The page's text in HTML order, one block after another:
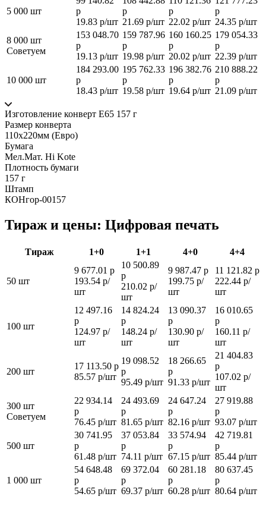
5 000 шт
р
19.83 р/шт
р
21.69 р/шт
р
22.02 р/шт
р
24.35 р/шт
8 000 шт
Советуем
153 048.70
р
19.13 р/шт
159 787.96
р
19.98 р/шт
160 160.25
р
20.02 р/шт
179 054.33
р
22.39 р/шт
10 000 шт
184 293.00
р
18.43 р/шт
195 762.33
р
19.58 р/шт
196 382.76
р
19.64 р/шт
210 888.22
р
21.09 р/шт
Изготовление конверт Е65 157 г
Размер конверта
110х220мм (Евро)
Бумага
Мел.Мат. Hi Kote
Плотность бумаги
157 г
Штамп
КОНгор-00157
Тираж и цены: Цифровая печать
Тираж 1+0 1+1 4+0 4+4
50 шт
9 677.01 р
193.54 р/
шт
10 500.89
р
210.02 р/
шт
9 987.47 р
199.75 р/
шт
11 121.82 р
222.44 р/
шт
100 шт
12 497.16
р
124.97 р/
шт
14 824.24
р
148.24 р/
шт
13 090.37
р
130.90 р/
шт
16 010.65
р
160.11 р/
шт
200 шт
17 113.50 р
85.57 р/шт
19 098.52
р
95.49 р/шт
18 266.65
р
91.33 р/шт
21 404.83
р
107.02 р/
шт
300 шт
Советуем
22 934.14
р
76.45 р/шт
24 493.69
р
81.65 р/шт
24 647.24
р
82.16 р/шт
27 919.88
р
93.07 р/шт
500 шт
30 741.95
р
61.48 р/шт
37 053.84
р
74.11 р/шт
33 574.94
р
67.15 р/шт
42 719.81
р
85.44 р/шт
1 000 шт
54 648.48
р
54.65 р/шт
69 372.04
р
69.37 р/шт
60 281.18
р
60.28 р/шт
80 637.45
р
80.64 р/шт